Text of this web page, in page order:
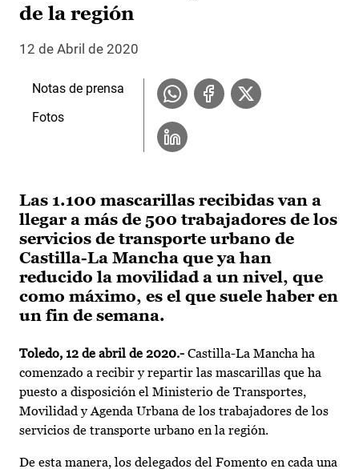
de la región
12 de Abril de 2020
Las 1.100 mascarillas recibidas van a
llegar a más de 500 trabajadores de los
servicios de transporte urbano de
Castilla-La Mancha que ya han
reducido la movilidad a un nivel, que
como máximo, es el que suele haber en
un fin de semana.
Toledo, 12 de abril de 2020.- Castilla-La Mancha ha
comenzado a recibir y repartir las mascarillas que ha
puesto a disposición el Ministerio de Transportes,
Movilidad y Agenda Urbana de los trabajadores de los
servicios de transporte urbano en la región.
De esta manera, los delegados del Fomento en cada una
Notas de prensa
Fotos